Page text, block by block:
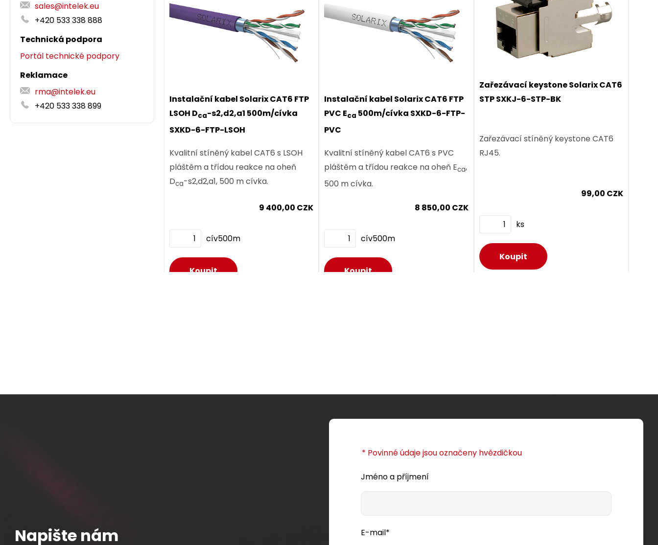
sales@intelek.eu
+420 533 338 888
Technická podpora
Portál technické podpory
Reklamace
rma@intelek.eu
+420 533 338 899
Patch kabel CAT6 SFTP PVC 10m
zelený snag-proof C6-315GR-
419,00 CZK
ks
Instalační kabel Solarix CAT6 FTP
LSOH Dca-s2,d2,a1 500m/cívka
SXKD-6-FTP-LSOH
Kvalitní stíněný kabel CAT6 s LSOH
pláštěm a třídou reakce na oheň
Dca-s2,d2,a1, 500 m cívka.
9 400,00 CZK
cív500m
Instalační kabel Solarix CAT6 FTP
PVC Eca 500m/cívka SXKD-6-FTP-
PVC
Kvalitní stíněný kabel CAT6 s PVC
pláštěm a třídou reakce na oheň Eca,
500 m cívka.
8 850,00 CZK
cív500m
Zařezávací keystone Solarix CAT6
STP SXKJ-6-STP-BK
Zařezávací stíněný keystone CAT6
RJ45.
99,00 CZK
ks
Zásuvka Solarix CAT6 STP 2 x RJ45
pod omítku bílá SX9-2-6-STP-WH
Napište nám
* Povinné údaje jsou označeny hvězdičkou
Jméno a příjmení
E-mail*